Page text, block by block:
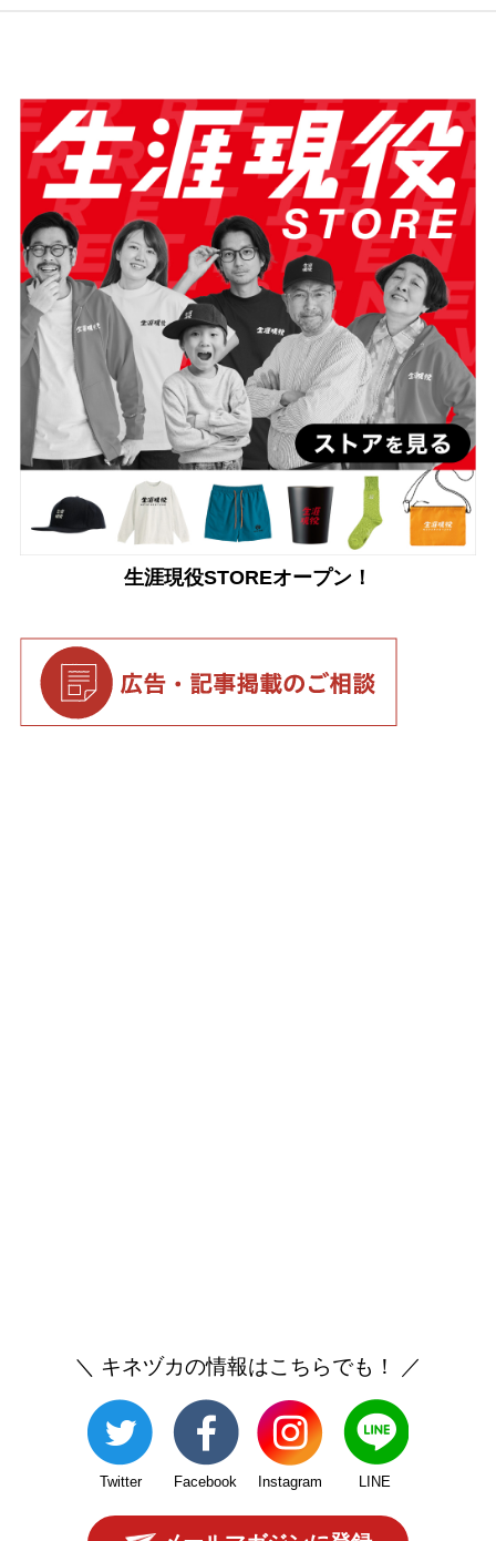
生涯現役STOREオープン！
＼ キネヅカの情報はこちらでも！ ／
Twitter Facebook Instagram LINE